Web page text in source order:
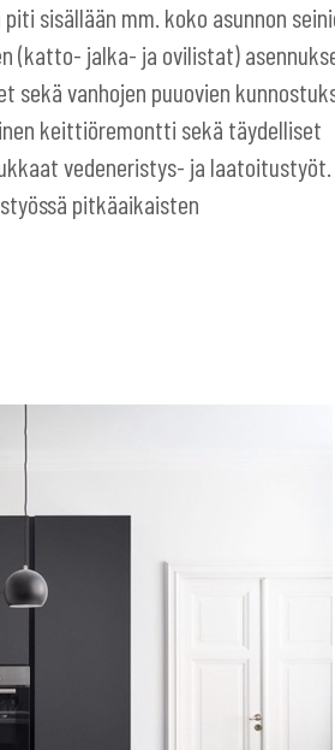
sisällään mm. koko asunnon
(katto- jalka- ja ovilistat)
sekä vanhojen puuovien
keittiöremontti sekä täydelliset
vedeneristys- ja laatoitustyöt.
pitkäaikaisten